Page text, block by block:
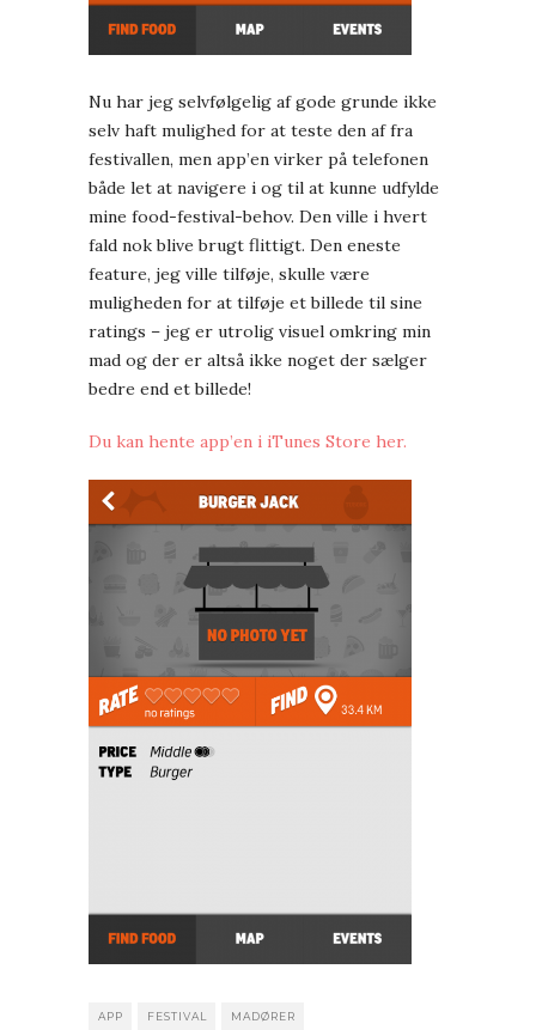
Nu har jeg selvfølgelig af gode grunde ikke
selv haft mulighed for at teste den af fra
festivallen, men app’en virker på telefonen
både let at navigere i og til at kunne udfylde
mine food-festival-behov. Den ville i hvert
fald nok blive brugt flittigt. Den eneste
feature, jeg ville tilføje, skulle være
muligheden for at tilføje et billede til sine
ratings – jeg er utrolig visuel omkring min
mad og der er altså ikke noget der sælger
bedre end et billede!
Du kan hente app’en i iTunes Store her.
APP FESTIVAL MADØRER